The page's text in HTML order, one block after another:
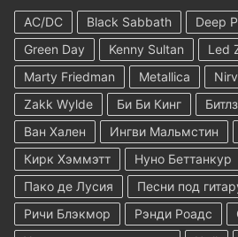
AC/DC Black Sabbath Deep
Green Day
Kenny Sultan
Led
Marty Friedman
Metallica
Zakk Wylde
Би Би Кинг Битлз
Ван Хален
Ингви Мальмстин
Кирк Хэммэтт
Нуно Беттанкур
Пако де Лусия
Песни под
Ричи Блэкмор
Рэнди Роадс